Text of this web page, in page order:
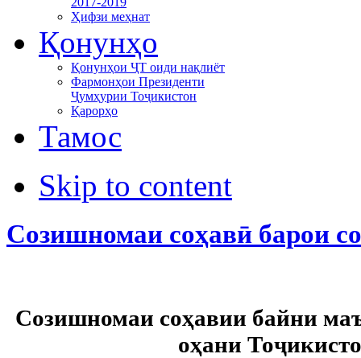
Ҳифзи меҳнат
Қонунҳо
Қонунҳои ҶТ оиди нақлиёт
Фармонҳои Президенти
Ҷумҳурии Тоҷикистон
Қарорҳо
Тамос
Skip to content
Созишномаи соҳавӣ барои
Созишномаи соҳавии байни
оҳани